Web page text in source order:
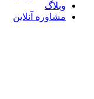
وبلاگ
مشاوره آنلاین